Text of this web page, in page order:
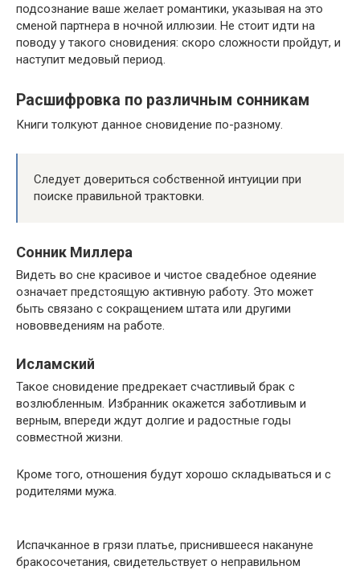
подсознание ваше желает романтики, указывая на это
сменой партнера в ночной иллюзии. Не стоит идти на
поводу у такого сновидения: скоро сложности пройдут, и
наступит медовый период.
Расшифровка по различным сонникам
Книги толкуют данное сновидение по-разному.
Следует довериться собственной интуиции при
поиске правильной трактовки.
Сонник Миллера
Видеть во сне красивое и чистое свадебное одеяние
означает предстоящую активную работу. Это может
быть связано с сокращением штата или другими
нововведениям на работе.
Исламский
Такое сновидение предрекает счастливый брак с
возлюбленным. Избранник окажется заботливым и
верным, впереди ждут долгие и радостные годы
совместной жизни.
Кроме того, отношения будут хорошо складываться и с
родителями мужа.
Испачканное в грязи платье, приснившееся накануне
бракосочетания, свидетельствует о неправильном